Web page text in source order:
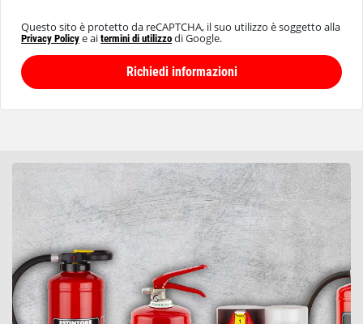
Questo sito è protetto da reCAPTCHA, il suo utilizzo è soggetto alla
Privacy Policy e ai termini di utilizzo di Google.
Richiedi informazioni